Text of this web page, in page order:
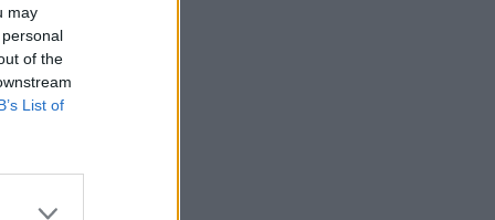
may
of the
List of